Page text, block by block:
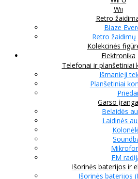
Wii
Retro
Blaze
Retro žaidimų
Kolekcinės
Elektronika
Telefonai ir planšetiniai
Išmanieji
Planšetiniai
Priedai
Garso įranga
Belaidės
Laidinės
FM
Išorinės baterijos ir
Išorinės baterijos